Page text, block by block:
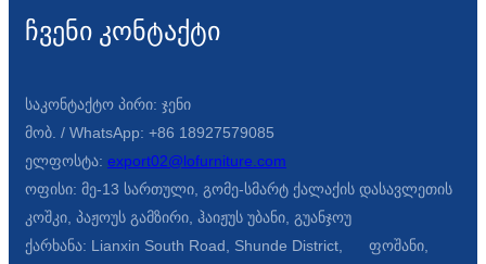
ჩვენი კონტაქტი
საკონტაქტო პირი: ჯენი
მობ. / WhatsApp: +86 18927579085
ელფოსტა: export02@lofurniture.com
ოფისი: მე-13 სართული, გომე-სმარტ ქალაქის დასავლეთის
კოშკი, პაჟოუს გამზირი, ჰაიჟუს უბანი, გუანჯოუ
ქარხანა: Lianxin South Road, Shunde District, ფოშანი,